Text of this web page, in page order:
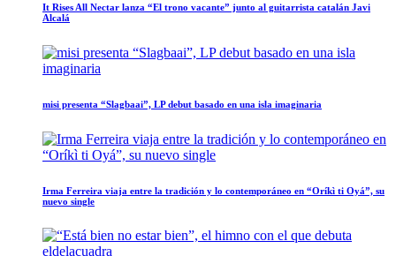
It Rises All Nectar lanza “El trono vacante” junto al guitarrista catalán Javi
Alcalá
misi presenta “Slagbaai”, LP debut basado en una isla imaginaria
Irma Ferreira viaja entre la tradición y lo contemporáneo en “Oríkì ti Oyá”, su
nuevo single